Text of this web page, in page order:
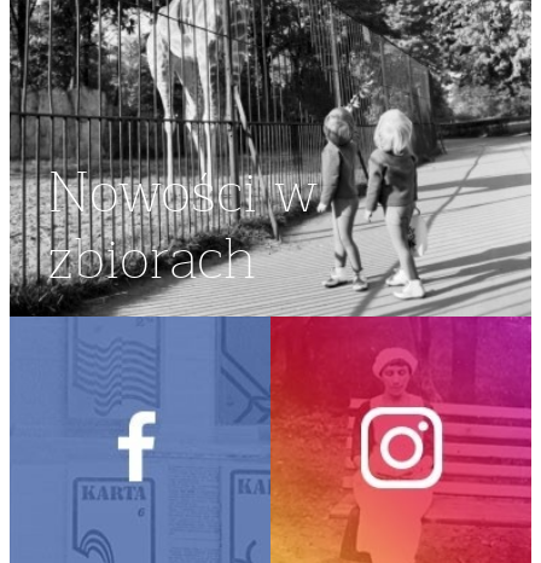
Nowości w
zbiorach